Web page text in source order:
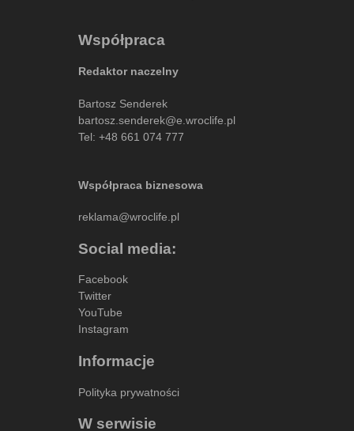
Współpraca
Redaktor naczelny
Bartosz Senderek
bartosz.senderek@e.wroclife.pl
Tel: +48 661 074 777
Współpraca biznesowa
reklama@wroclife.pl
Social media:
Facebook
Twitter
YouTube
Instagram
Informacje
Polityka prywatności
W serwisie